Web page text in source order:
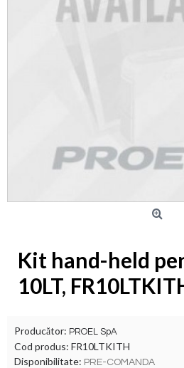
Kit hand-held
10LT,
Producător: PROEL SpA
Cod produs: FR10LTKITH
Disponibilitate: PRE-COMANDA